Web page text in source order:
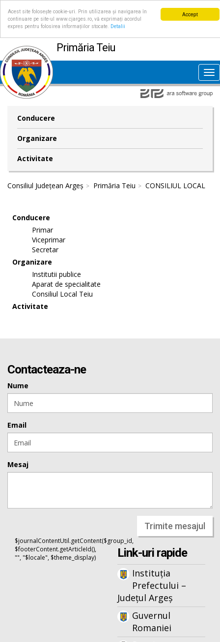
Accept
Acest site folosește cookie-uri. Prin utilizarea și navigarea în
continuare pe site-ul www.cjarges.ro, vă exprimați acordul
expres pentru folosirea informațiilor stocate.
Detalii
Primăria Teiu
Conducere
Organizare
Activitate
Consiliul Județean Argeș Primăria Teiu CONSILIUL LOCAL
Conducere
Primar
Viceprimar
Secretar
Organizare
Institutii publice
Aparat de specialitate
Consiliul Local Teiu
Activitate
Contacteaza-ne
Nume
Email
Mesaj
Trimite mesajul
$journalContentUtil.getContent($group_id,
$footerContent.getArticleId(),
"", "$locale", $theme_display)
Link-uri rapide
Instituția
Prefectului –
Județul Argeș
Guvernul
Romaniei